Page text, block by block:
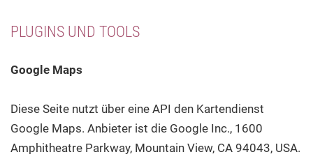
PLUGINS UND TOOLS
Google Maps
Diese Seite nutzt über eine API den Kartendienst
Google Maps. Anbieter ist die Google Inc., 1600
Amphitheatre Parkway, Mountain View, CA 94043, USA.